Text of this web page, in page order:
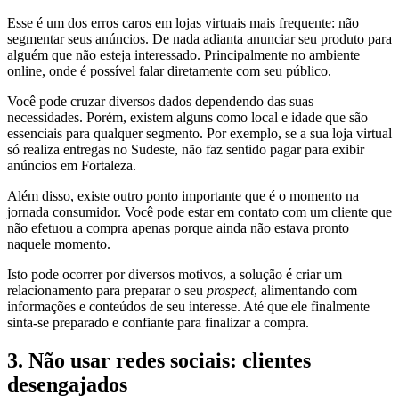
Esse é um dos erros caros em lojas virtuais mais frequente: não
segmentar seus anúncios. De nada adianta anunciar seu produto para
alguém que não esteja interessado. Principalmente no ambiente
online, onde é possível falar diretamente com seu público.
Você pode cruzar diversos dados dependendo das suas
necessidades. Porém, existem alguns como local e idade que são
essenciais para qualquer segmento. Por exemplo, se a sua loja virtual
só realiza entregas no Sudeste, não faz sentido pagar para exibir
anúncios em Fortaleza.
Além disso, existe outro ponto importante que é o momento na
jornada consumidor. Você pode estar em contato com um cliente que
não efetuou a compra apenas porque ainda não estava pronto
naquele momento.
Isto pode ocorrer por diversos motivos, a solução é criar um
relacionamento para preparar o seu prospect, alimentando com
informações e conteúdos de seu interesse. Até que ele finalmente
sinta-se preparado e confiante para finalizar a compra.
3. Não usar redes sociais: clientes
desengajados